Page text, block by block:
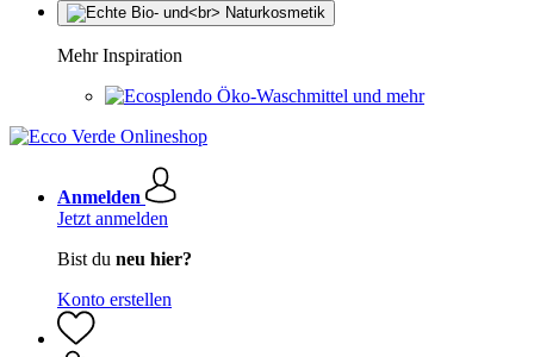
Mehr Inspiration
Öko-Waschmittel und mehr
Anmelden
Jetzt anmelden
Bist du neu hier?
Konto erstellen